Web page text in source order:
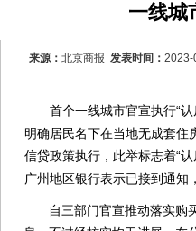
一线城
来源： 北京商报 发表时间： 2023-
首个一线城市官宣执行“认
明确居民名下在当地无成套住
信贷政策执行，此举标志着“
广州地区银行表示已接到通知
自三部门官宣推动落实购买